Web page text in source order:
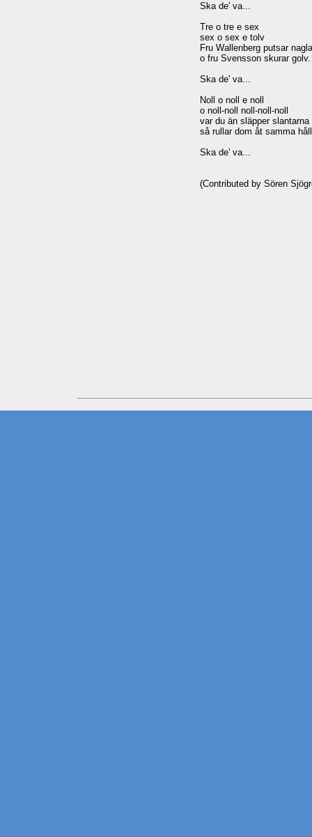
Ska de' va...
Tre o tre e sex
sex o sex e tolv
Fru Wallenberg putsar
o fru Svensson skurar golv.
Ska de' va...
Noll o noll e noll
o noll-noll noll-noll-noll
var du än släpper slantarna
så rullar dom åt samma
Ska de' va...